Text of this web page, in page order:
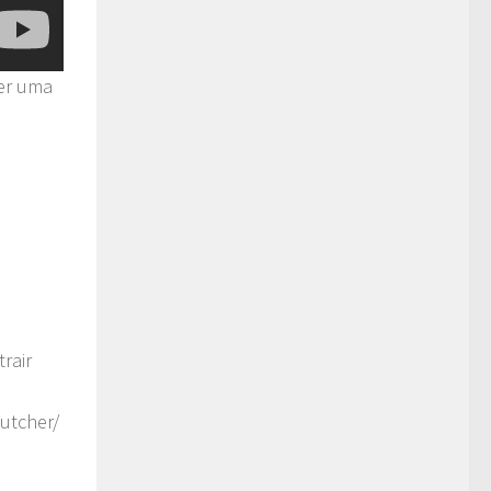
uma